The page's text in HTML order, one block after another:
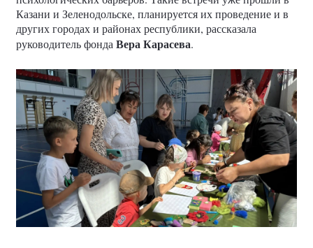
Казани и Зеленодольске, планируется их проведение и в
других городах и районах республики, рассказала
руководитель фонда Вера Карасева.